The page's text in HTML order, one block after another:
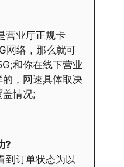
营业厅正规卡
网络，那么就可
和你在线下营业
，网速具体取决
盖情况;
?
到订单状态为以